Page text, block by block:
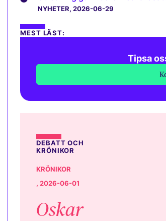
NYHETER, 2026-06-29
MEST LÄST:
Tipsa
DEBATT OCH
KRÖNIKOR
KRÖNIKOR
, 2026-06-01
Oskar